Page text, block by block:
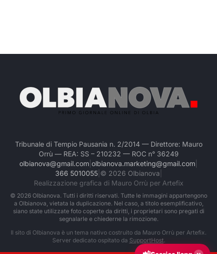
Tribunale di Tempio Pausania n. 2/2014 — Direttore: Mauro
Orrù — REA: SS – 210232 — ROC n° 36249
olbianova@gmail.com olbianova.marketing@gmail.com
366 5010055| © 2026 Olbianova
Realizzazione grafica di Mauro Orrù per Artefix
© 2026Olbianova. Tutti i diritti riservati. Tutte le immagini appartengono
a Olbianova, vietata la duplicazione. Nel caso, a titolo esemplificativo,
siano state utilizzate foto coperte da diritti, i proprietari sono pregati di
segnalarle e chiederne la rimozione.
Il sito di Olbianova è un tema nativo costruito da Mauro Orrù per Artefix.
Server dedicato ospitato da SupportHost.